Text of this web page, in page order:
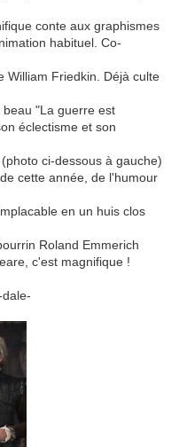
conte aux graphismes
habituel. Co-
William Friedkin. Déjà culte
beau "La guerre est
éclectisme et son
(photo ci-dessous à gauche)
cette année, de l'humour
en un huis clos
Roland Emmerich
c'est magnifique !